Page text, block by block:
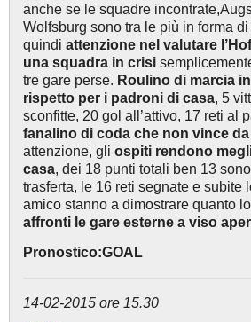
anche se le squadre
Wolfsburg sono tra le più in forma
quindi attenzione nel valutare
una squadra in crisi
tre gare perse. Roulino di marcia
rispetto per i padroni di casa, 5
sconfitte, 20 gol all’attivo, 17 reti al
fanalino di coda che non vince
attenzione, gli ospiti rendono
casa, dei 18 punti totali ben 13
trasferta, le 16 reti segnate e subite
amico stanno a dimostrare quanto lo
affronti le gare esterne a viso
Pronostico:GOAL
14-02-2015 ore 15.30